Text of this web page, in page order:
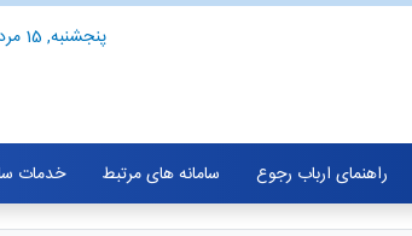
پنجشنبه, 15 مرداد 1405
راهنمای ارباب رجوع سامانه های مرتبط خدمات